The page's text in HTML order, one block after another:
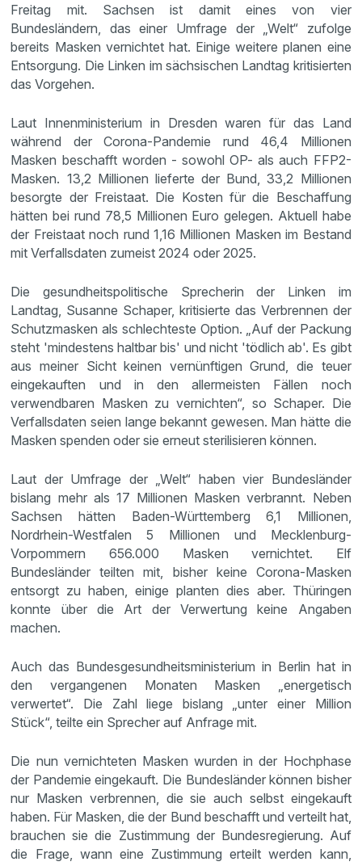
Freitag mit. Sachsen ist damit eines von vier
Bundesländern, das einer Umfrage der „Welt“ zufolge
bereits Masken vernichtet hat. Einige weitere planen eine
Entsorgung. Die Linken im sächsischen Landtag kritisierten
das Vorgehen.
Laut Innenministerium in Dresden waren für das Land
während der Corona-Pandemie rund 46,4 Millionen
Masken beschafft worden - sowohl OP- als auch FFP2-
Masken. 13,2 Millionen lieferte der Bund, 33,2 Millionen
besorgte der Freistaat. Die Kosten für die Beschaffung
hätten bei rund 78,5 Millionen Euro gelegen. Aktuell habe
der Freistaat noch rund 1,16 Millionen Masken im Bestand
mit Verfallsdaten zumeist 2024 oder 2025.
Die gesundheitspolitische Sprecherin der Linken im
Landtag, Susanne Schaper, kritisierte das Verbrennen der
Schutzmasken als schlechteste Option. „Auf der Packung
steht 'mindestens haltbar bis' und nicht 'tödlich ab'. Es gibt
aus meiner Sicht keinen vernünftigen Grund, die teuer
eingekauften und in den allermeisten Fällen noch
verwendbaren Masken zu vernichten“, so Schaper. Die
Verfallsdaten seien lange bekannt gewesen. Man hätte die
Masken spenden oder sie erneut sterilisieren können.
Laut der Umfrage der „Welt“ haben vier Bundesländer
bislang mehr als 17 Millionen Masken verbrannt. Neben
Sachsen hätten Baden-Württemberg 6,1 Millionen,
Nordrhein-Westfalen 5 Millionen und Mecklenburg-
Vorpommern 656.000 Masken vernichtet. Elf
Bundesländer teilten mit, bisher keine Corona-Masken
entsorgt zu haben, einige planten dies aber. Thüringen
konnte über die Art der Verwertung keine Angaben
machen.
Auch das Bundesgesundheitsministerium in Berlin hat in
den vergangenen Monaten Masken „energetisch
verwertet“. Die Zahl liege bislang „unter einer Million
Stück“, teilte ein Sprecher auf Anfrage mit.
Die nun vernichteten Masken wurden in der Hochphase
der Pandemie eingekauft. Die Bundesländer können bisher
nur Masken verbrennen, die sie auch selbst eingekauft
haben. Für Masken, die der Bund beschafft und verteilt hat,
brauchen sie die Zustimmung der Bundesregierung. Auf
die Frage, wann eine Zustimmung erteilt werden kann,